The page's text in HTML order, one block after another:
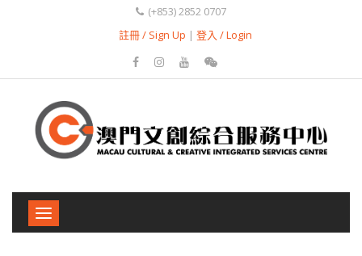
(+853) 2852 0707
註冊 / Sign Up | 登入 / Login
Toggle
navigation